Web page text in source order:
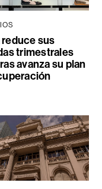
reduce sus
trimestrales
avanza su plan